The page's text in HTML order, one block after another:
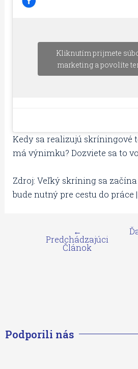
Kliknutím prijmete
marketing a povolíte
Kedy sa realizujú skríningové
má výnimku? Dozviete sa to
Zdroj: Veľký skríning sa
bude nutný pre cestu do práce |
←
Predchádzajúci
Článok
Podporili nás